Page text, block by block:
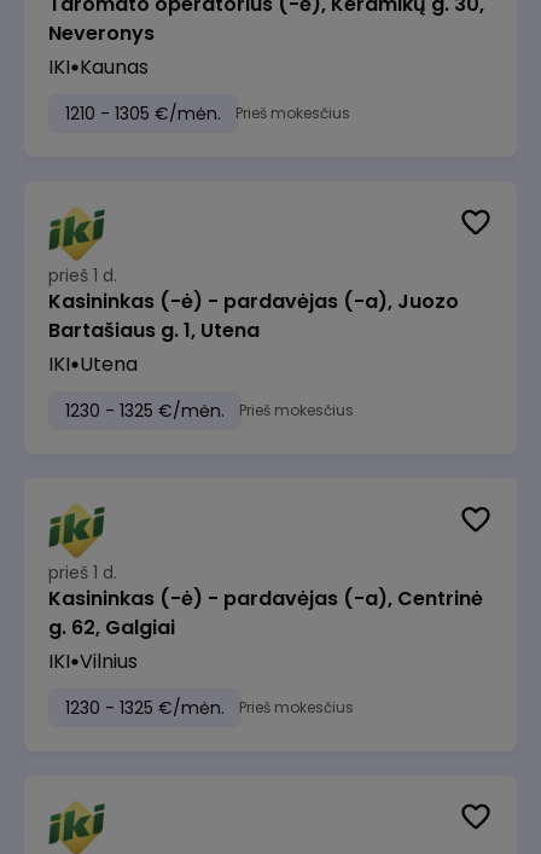
Neveronys
IKI Kaunas
1210 - 1305 €/mėn. Prieš mokesčius
prieš 1 d.
Kasininkas (-ė) - pardavėjas (-a), Juozo
Bartašiaus g. 1, Utena
IKI Utena
1230 - 1325 €/mėn. Prieš mokesčius
prieš 1 d.
Kasininkas (-ė) - pardavėjas (-a), Centrinė
g. 62, Galgiai
IKI Vilnius
1230 - 1325 €/mėn. Prieš mokesčius